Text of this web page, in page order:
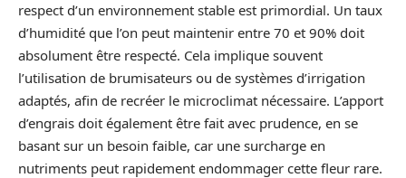
respect d’un environnement stable est primordial. Un taux
d’humidité que l’on peut maintenir entre 70 et 90% doit
absolument être respecté. Cela implique souvent
l’utilisation de brumisateurs ou de systèmes d’irrigation
adaptés, afin de recréer le microclimat nécessaire. L’apport
d’engrais doit également être fait avec prudence, en se
basant sur un besoin faible, car une surcharge en
nutriments peut rapidement endommager cette fleur rare.